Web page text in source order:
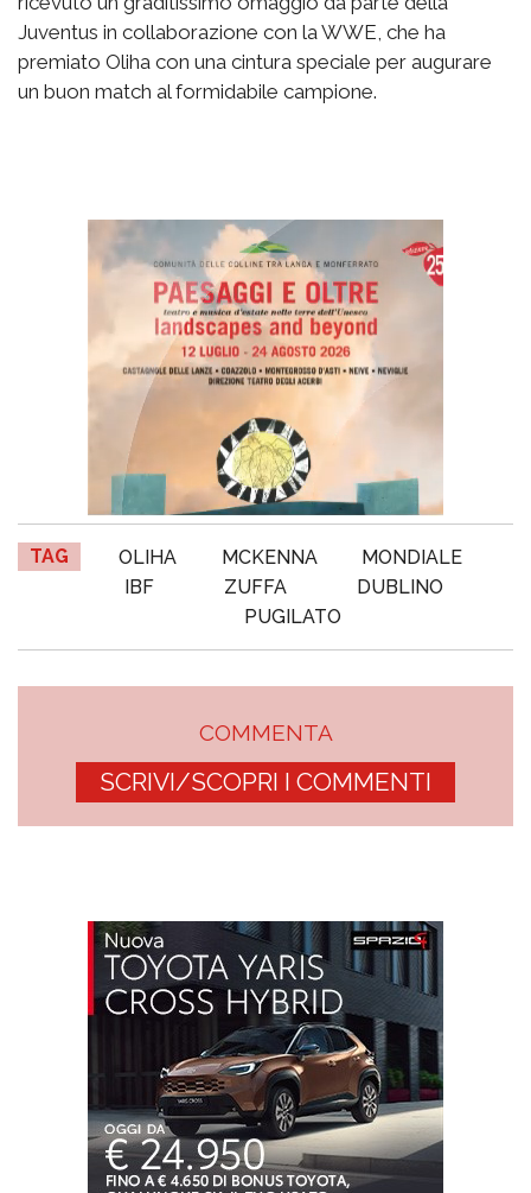
Juventus in collaborazione con la WWE, che ha
premiato Oliha con una cintura speciale per augurare
un buon match al formidabile campione.
TAG OLIHA MCKENNA
MONDIALE
IBF
ZUFFA
DUBLINO
PUGILATO
COMMENTA
SCRIVI/SCOPRI I COMMENTI